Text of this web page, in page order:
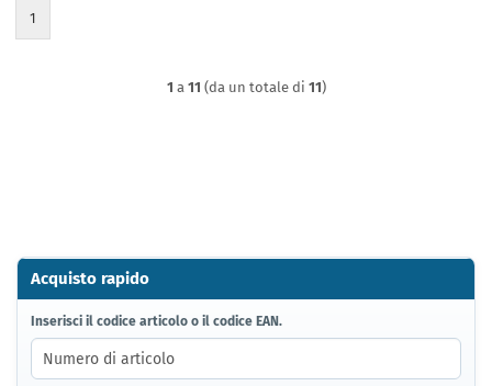
1
1 a 11 (da un totale di 11)
Acquisto rapido
INSERISCI
IL
CODICE
ARTICOLO
Inserisci il codice articolo o il codice EAN.